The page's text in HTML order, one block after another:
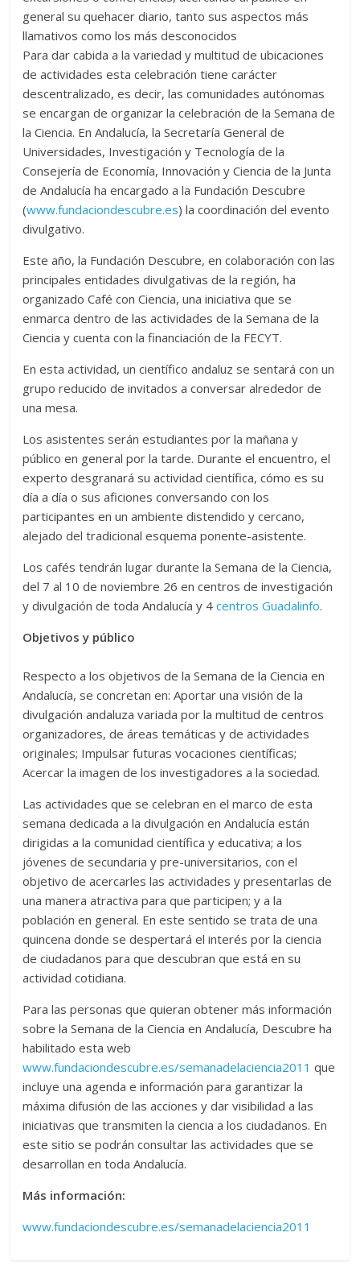
general su quehacer diario, tanto sus aspectos más
llamativos como los más desconocidos
Para dar cabida a la variedad y multitud de ubicaciones
de actividades esta celebración tiene carácter
descentralizado, es decir, las comunidades autónomas
se encargan de organizar la celebración de la Semana de
la Ciencia. En Andalucía, la Secretaría General de
Universidades, Investigación y Tecnología de la
Consejería de Economía, Innovación y Ciencia de la Junta
de Andalucía ha encargado a la Fundación Descubre
(www.fundaciondescubre.es) la coordinación del evento
divulgativo.
Este año, la Fundación Descubre, en colaboración con las
principales entidades divulgativas de la región, ha
organizado Café con Ciencia, una iniciativa que se
enmarca dentro de las actividades de la Semana de la
Ciencia y cuenta con la financiación de la FECYT.
En esta actividad, un científico andaluz se sentará con un
grupo reducido de invitados a conversar alrededor de
una mesa.
Los asistentes serán estudiantes por la mañana y
público en general por la tarde. Durante el encuentro, el
experto desgranará su actividad científica, cómo es su
día a día o sus aficiones conversando con los
participantes en un ambiente distendido y cercano,
alejado del tradicional esquema ponente-asistente.
Los cafés tendrán lugar durante la Semana de la Ciencia,
del 7 al 10 de noviembre 26 en centros de investigación
y divulgación de toda Andalucía y 4centros Guadalinfo.
Objetivos y público
Respecto a los objetivos de la Semana de la Ciencia en
Andalucía, se concretan en: Aportar una visión de la
divulgación andaluza variada por la multitud de centros
organizadores, de áreas temáticas y de actividades
originales; Impulsar futuras vocaciones científicas;
Acercar la imagen de los investigadores a la sociedad.
Las actividades que se celebran en el marco de esta
semana dedicada a la divulgación en Andalucía están
dirigidas a la comunidad científica y educativa; a los
jóvenes de secundaria y pre-universitarios, con el
objetivo de acercarles las actividades y presentarlas de
una manera atractiva para que participen; y a la
población en general. En este sentido se trata de una
quincena donde se despertará el interés por la ciencia
de ciudadanos para que descubran que está en su
actividad cotidiana.
Para las personas que quieran obtener más información
sobre la Semana de la Ciencia en Andalucía, Descubre ha
habilitado esta web
www.fundaciondescubre.es/semanadelaciencia2011 que
incluye una agenda e información para garantizar la
máxima difusión de las acciones y dar visibilidad a las
iniciativas que transmiten la ciencia a los ciudadanos. En
este sitio se podrán consultar las actividades que se
desarrollan en toda Andalucía.
Más información:
www.fundaciondescubre.es/semanadelaciencia2011